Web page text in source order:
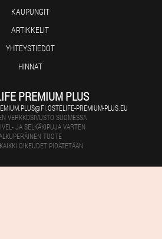
KAUPUNGIT
ARTIKKELIT
YHTEYSTIEDOT
HINNAT
PREMIUM PLUS
PREMIUM-PLUS.EU
VERKKOSIVUSTO SUOMESSA
JA SELKÄKIPUJA VARTEN
TUOTE
OIKEUDET PIDÄTETÄÄN